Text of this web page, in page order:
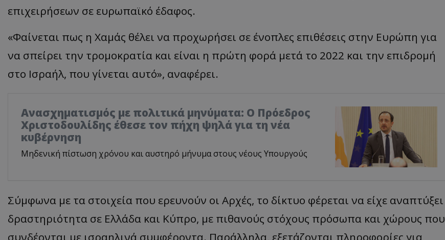
επιχειρήσεων σε ευρωπαϊκό έδαφος.
«Φαίνεται πως η Χαμάς θέλει να προχωρήσει σε ένοπλες επιθέσεις στην Ευρώπη για
να σπείρει την τρομοκρατία και είναι η πρώτη φορά μετά το 2022 και την επιδρομή
στο Ισραήλ, που γίνεται αυτό», αναφέρει.
Ανασχηματισμός με πολιτικά μηνύματα: Ο Πρόεδρος
Χριστοδουλίδης έθεσε τον πήχη ψηλά για τη νέα
κυβέρνηση
Μηδενική πίστωση χρόνου και αυστηρό μήνυμα στους νέους Υπουργούς
Σύμφωνα με τα στοιχεία που ερευνούν οι Αρχές, το δίκτυο φέρεται να είχε αναπτύξει
δραστηριότητα σε Ελλάδα και Κύπρο, με πιθανούς στόχους πρόσωπα και χώρους που
συνδέονται με ισραηλινά συμφέροντα. Παράλληλα, εξετάζονται πληροφορίες για